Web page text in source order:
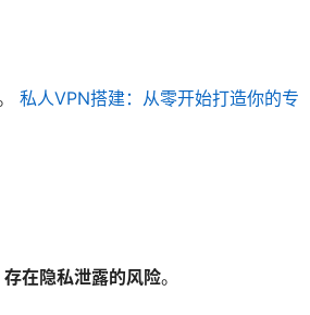
私人VPN搭建：从零开始打造你的专
存在隐私泄露的风险。